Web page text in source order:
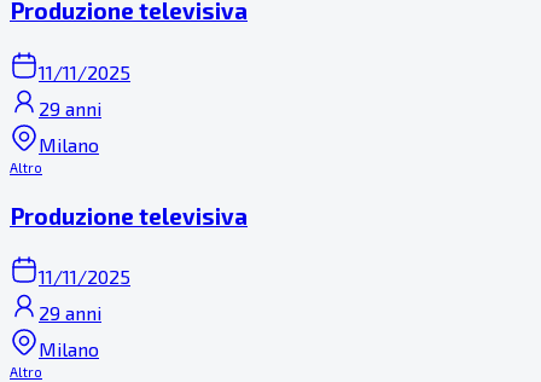
Produzione televisiva
11/11/2025
29 anni
Milano
Altro
Produzione televisiva
11/11/2025
29 anni
Milano
Altro